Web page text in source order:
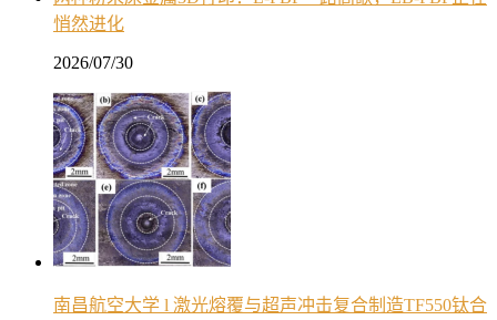
悄然进化
2026/07/30
南昌航空大学 l 激光熔覆与超声冲击复合制造TF550钛合